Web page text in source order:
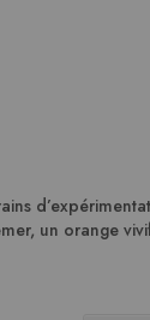
un orange